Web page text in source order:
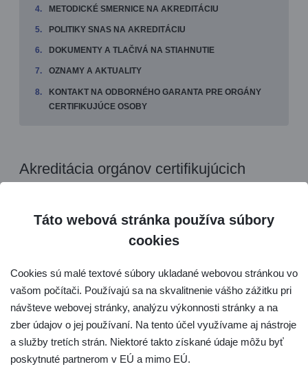
METODICKÉ SMERNICE NA AKREDITÁCIU
POLITIKY SNAS NA AKREDITÁCIU
DOKUMENTY A TLAČIVÁ NA STIAHNUTIE
OZNAMY A AKTUALITY
KONTAKT NA ODBORNÉHO GARANTA PRE ORGÁNY
CERTIFIKUJÚCE OSOBY
Akreditácia orgánov certifikujúcich
Táto webová stránka používa súbory
cookies
Cookies sú malé textové súbory ukladané webovou stránkou vo
vašom počítači. Používajú sa na skvalitnenie vášho zážitku pri
návšteve webovej stránky, analýzu výkonnosti stránky a na
zber údajov o jej používaní. Na tento účel využívame aj nástroje
a služby tretích strán. Niektoré takto získané údaje môžu byť
poskytnuté partnerom v EÚ a mimo EÚ.